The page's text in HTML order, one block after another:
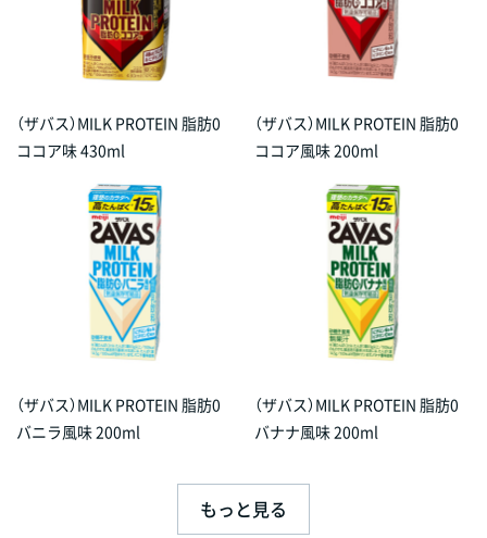
（ザバス）MILK PROTEIN 脂肪0
ココア味 430ml
（ザバス）MILK PROTEIN 脂肪0
ココア風味 200ml
（ザバス）MILK PROTEIN 脂肪0
バニラ風味 200ml
（ザバス）MILK PROTEIN 脂肪0
バナナ風味 200ml
もっと見る